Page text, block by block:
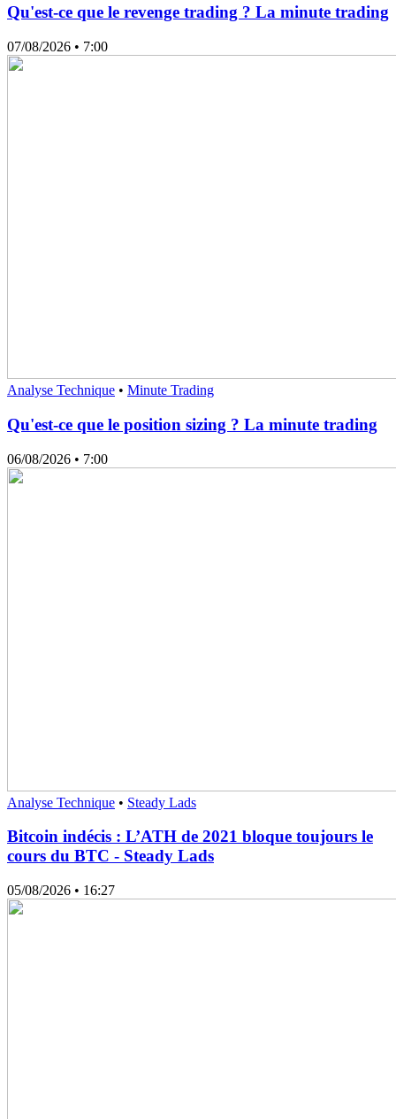
Qu'est-ce que le revenge trading ? La minute trading
07/08/2026 • 7:00
Analyse Technique • Minute Trading
Qu'est-ce que le position sizing ? La minute trading
06/08/2026 • 7:00
Analyse Technique • Steady Lads
Bitcoin indécis : L’ATH de 2021 bloque toujours le
cours du BTC - Steady Lads
05/08/2026 • 16:27